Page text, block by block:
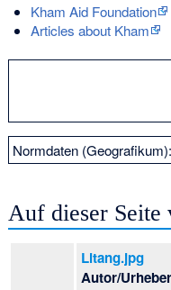
Kham Aid Foundation
Articles about Kham
Normdaten
Auf dieser Seite
Litang.jpg
Autor/